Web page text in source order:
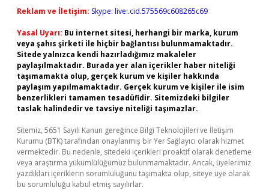
Reklam ve İletişim: Skype: live:.cid.575569c608265c69
Yasal Uyarı: Bu internet sitesi, herhangi bir marka, kurum
veya şahıs şirketi ile hiçbir bağlantısı bulunmamaktadır.
Sitede yalnızca kendi hazırladığımız makaleler
paylaşılmaktadır. Burada yer alan içerikler haber niteliği
taşımamakta olup, gerçek kurum ve kişiler hakkında
paylaşım yapılmamaktadır. Gerçek kurum ve kişiler ile isim
benzerlikleri tamamen tesadüfidir. Sitemizdeki bilgiler
taslak halindedir ve tavsiye niteliği taşımazlar.
Sitemiz, 5651 Sayılı Kanun gereğince Bilgi Teknolojileri ve İletişim
Kurumu (BTK) tarafından onaylanmış bir Yer Sağlayıcı olarak hizmet
vermektedir. Bu nedenle, sitedeki içerikleri proaktif olarak denetleme
veya araştırma yükümlülüğümüz bulunmamaktadır. Ancak, üyelerimiz
yazdıkları içeriklerin sorumluluğunu taşımakta olup, siteye üye olarak
bu sorumluluğu kabul etmiş sayılırlar.